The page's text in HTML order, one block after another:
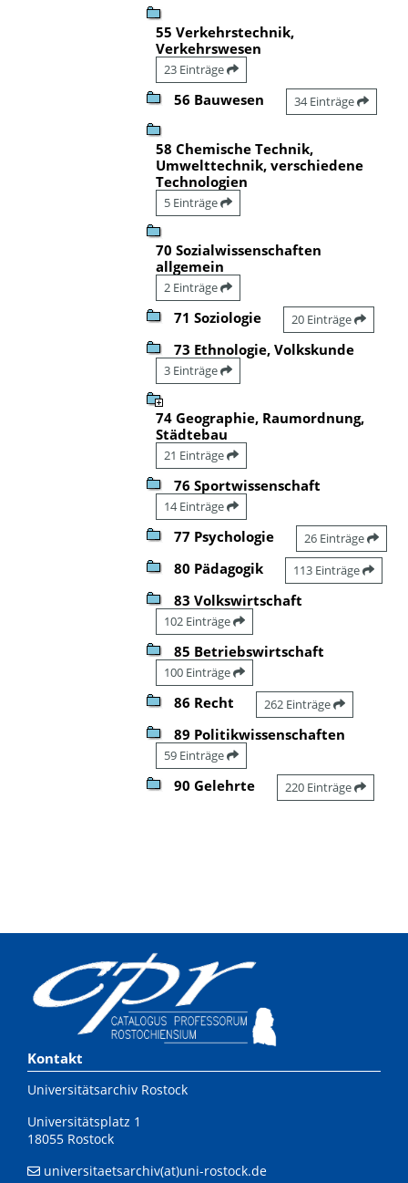
55 Verkehrstechnik,
Verkehrswesen
23 Einträge
56 Bauwesen 34 Einträge
58 Chemische Technik,
Umwelttechnik, verschiedene
Technologien
5 Einträge
70 Sozialwissenschaften
allgemein
2 Einträge
71 Soziologie 20 Einträge
73 Ethnologie, Volkskunde
3 Einträge
74 Geographie, Raumordnung,
Städtebau
21 Einträge
76 Sportwissenschaft
14 Einträge
77 Psychologie 26 Einträge
80 Pädagogik 113 Einträge
83 Volkswirtschaft
102 Einträge
85 Betriebswirtschaft
100 Einträge
86 Recht 262 Einträge
89 Politikwissenschaften
59 Einträge
90 Gelehrte 220 Einträge
Kontakt
Universitätsarchiv Rostock
Universitätsplatz 1
18055 Rostock
universitaetsarchiv(at)uni-rostock.de